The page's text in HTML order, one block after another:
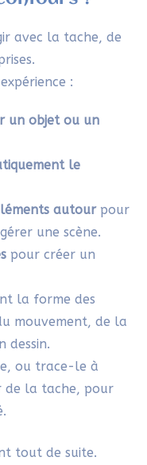
invite à être
de
de faire
Merci
Répondre
libère la
: on peut ainsi
complexe.